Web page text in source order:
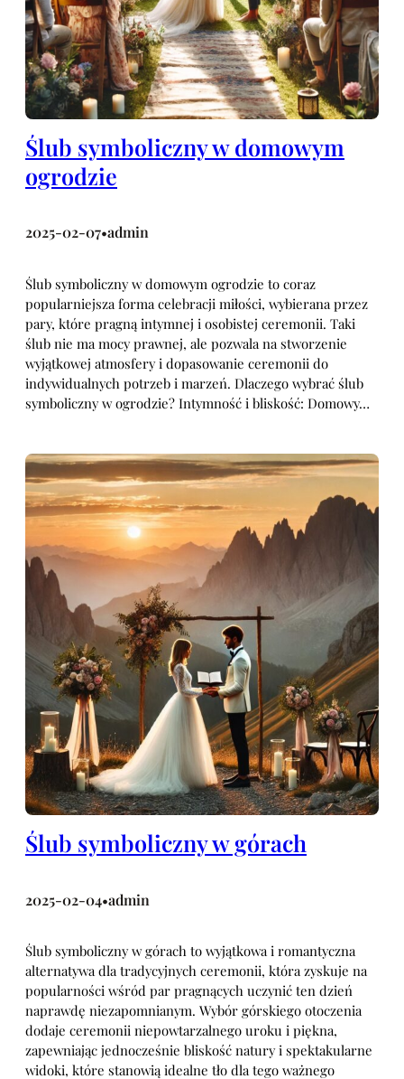
Ślub symboliczny w domowym
ogrodzie
2025-02-07•admin
Ślub symboliczny w domowym ogrodzie to coraz
popularniejsza forma celebracji miłości, wybierana przez
pary, które pragną intymnej i osobistej ceremonii. Taki
ślub nie ma mocy prawnej, ale pozwala na stworzenie
wyjątkowej atmosfery i dopasowanie ceremonii do
indywidualnych potrzeb i marzeń. Dlaczego wybrać ślub
symboliczny w ogrodzie? Intymność i bliskość: Domowy…
Ślub symboliczny w górach
2025-02-04•admin
Ślub symboliczny w górach to wyjątkowa i romantyczna
alternatywa dla tradycyjnych ceremonii, która zyskuje na
popularności wśród par pragnących uczynić ten dzień
naprawdę niezapomnianym. Wybór górskiego otoczenia
dodaje ceremonii niepowtarzalnego uroku i piękna,
zapewniając jednocześnie bliskość natury i spektakularne
widoki, które stanowią idealne tło dla tego ważnego